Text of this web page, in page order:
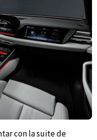
con la suite de